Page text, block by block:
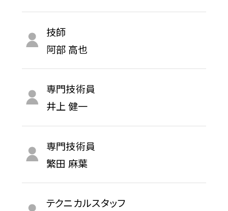
阿部 高也
技師
井上 健一
専門技術員
繁田 麻葉
専門技術員
テクニカルスタッフ